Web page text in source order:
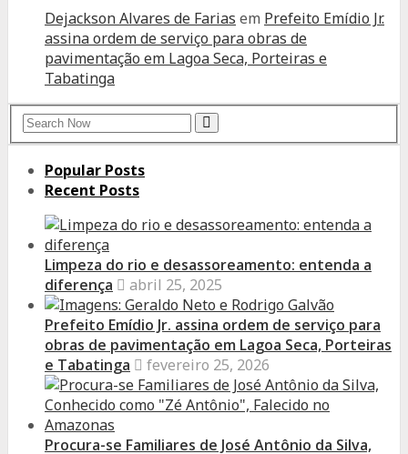
Dejackson Alvares de Farias em Prefeito Emídio Jr.
assina ordem de serviço para obras de
pavimentação em Lagoa Seca, Porteiras e
Tabatinga
Search
for:
Search
Popular Posts
Recent Posts
Limpeza do rio e desassoreamento: entenda a
diferença
abril 25, 2025
Prefeito Emídio Jr. assina ordem de serviço para
obras de pavimentação em Lagoa Seca, Porteiras
e Tabatinga
fevereiro 25, 2026
Procura-se Familiares de José Antônio da Silva,